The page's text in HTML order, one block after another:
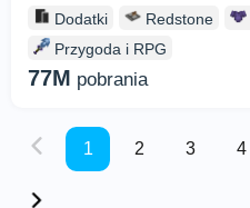
Dodatki Redstone
Przygoda i RPG
77M pobrania
1 2 3 4